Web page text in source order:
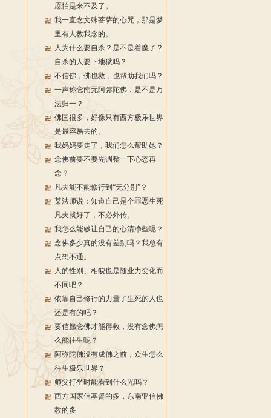
愿怕是来不及了。
我一直念文殊菩萨的心咒，那是梦
里有人教我念的。
人为什么要自杀？是不是着魔了？
自杀的人要下地狱吗？
不信佛，佛也救，也帮助我们吗？
一声称念南无阿弥陀佛，是不是万
法归一？
佛国很多，好像只有西方极乐世界
是最容易去的。
我妈妈要走了，我们怎么帮助她？
念佛前要不要先调整一下心态再
念？
凡夫能不能修行到“无分别”？
某法师说：知道自己是个罪恶生死
凡夫就好了，不必外传。
我怎么能够让自己的心清净些呢？
念佛多少真的没有差别吗？我总有
点想不通。
人的性别、相貌也是随业力变化而
不同吧？
依靠自己修行的力量了生死的人也
还是有的吧？
要信愿念佛才能得救，没有念佛怎
么能往生呢？
阿弥陀佛没有成佛之前，众生怎么
往生极乐世界？
师父打坐时能看到什么光吗？
西方国家信基督的多，东南亚信佛
教的多